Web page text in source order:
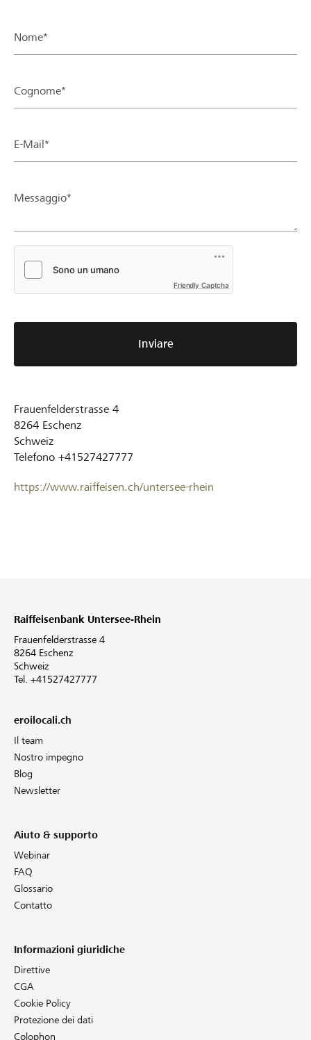
Nome*
Cognome*
E-Mail*
Messaggio*
Friendly Captcha
Inviare
Frauenfelderstrasse 4
8264 Eschenz
Schweiz
Telefono +41527427777
https://www.raiffeisen.ch/untersee-rhein
Raiffeisenbank Untersee-Rhein
Frauenfelderstrasse 4
8264 Eschenz
Schweiz
Tel. +41527427777
eroilocali.ch
Il team
Nostro impegno
Blog
Newsletter
Aiuto & supporto
Webinar
FAQ
Glossario
Contatto
Informazioni giuridiche
Direttive
CGA
Cookie Policy
Protezione dei dati
Colophon